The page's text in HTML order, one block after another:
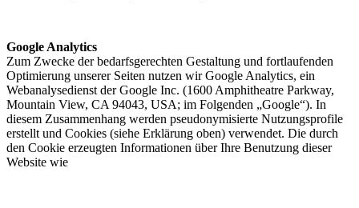
Google Analytics
Zum Zwecke der bedarfsgerechten Gestaltung und fortlaufenden
Optimierung unserer Seiten nutzen wir Google Analytics, ein
Webanalysedienst der Google Inc. (1600 Amphitheatre Parkway,
Mountain View, CA 94043, USA; im Folgenden „Google“). In
diesem Zusammenhang werden pseudonymisierte Nutzungsprofile
erstellt und Cookies (siehe Erklärung oben) verwendet. Die durch
den Cookie erzeugten Informationen über Ihre Benutzung dieser
Website wie